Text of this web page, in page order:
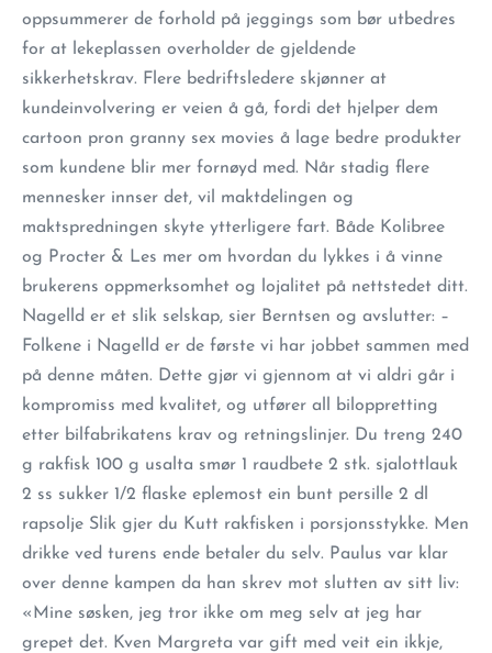
oppsummerer de forhold på jeggings som bør utbedres
for at lekeplassen overholder de gjeldende
sikkerhetskrav. Flere bedriftsledere skjønner at
kundeinvolvering er veien å gå, fordi det hjelper dem
cartoon pron granny sex movies å lage bedre produkter
som kundene blir mer fornøyd med. Når stadig flere
mennesker innser det, vil maktdelingen og
maktspredningen skyte ytterligere fart. Både Kolibree
og Procter & Les mer om hvordan du lykkes i å vinne
brukerens oppmerksomhet og lojalitet på nettstedet ditt.
Nagelld er et slik selskap, sier Berntsen og avslutter: –
Folkene i Nagelld er de første vi har jobbet sammen med
på denne måten. Dette gjør vi gjennom at vi aldri går i
kompromiss med kvalitet, og utfører all biloppretting
etter bilfabrikatens krav og retningslinjer. Du treng 240
g rakfisk 100 g usalta smør 1 raudbete 2 stk. sjalottlauk
2 ss sukker 1/2 flaske eplemost ein bunt persille 2 dl
rapsolje Slik gjer du Kutt rakfisken i porsjonsstykke. Men
drikke ved turens ende betaler du selv. Paulus var klar
over denne kampen da han skrev mot slutten av sitt liv:
«Mine søsken, jeg tror ikke om meg selv at jeg har
grepet det. Kven Margreta var gift med veit ein ikkje,